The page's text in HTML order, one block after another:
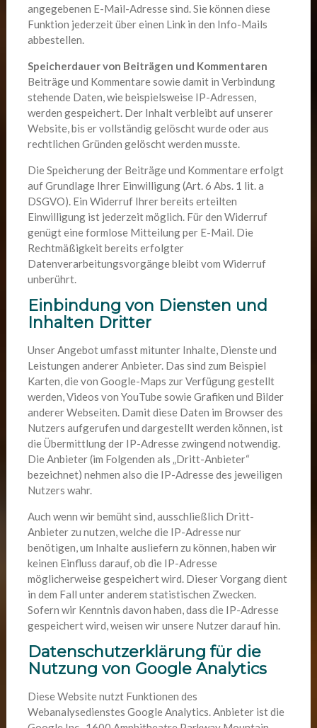
angegebenen E-Mail-Adresse sind. Sie können diese
Funktion jederzeit über einen Link in den Info-Mails
abbestellen.
Speicherdauer von Beiträgen und Kommentaren
Beiträge und Kommentare sowie damit in Verbindung
stehende Daten, wie beispielsweise IP-Adressen,
werden gespeichert. Der Inhalt verbleibt auf unserer
Website, bis er vollständig gelöscht wurde oder aus
rechtlichen Gründen gelöscht werden musste.
Die Speicherung der Beiträge und Kommentare erfolgt
auf Grundlage Ihrer Einwilligung (Art. 6 Abs. 1 lit. a
DSGVO). Ein Widerruf Ihrer bereits erteilten
Einwilligung ist jederzeit möglich. Für den Widerruf
genügt eine formlose Mitteilung per E-Mail. Die
Rechtmäßigkeit bereits erfolgter
Datenverarbeitungsvorgänge bleibt vom Widerruf
unberührt.
Einbindung von Diensten und
Inhalten Dritter
Unser Angebot umfasst mitunter Inhalte, Dienste und
Leistungen anderer Anbieter. Das sind zum Beispiel
Karten, die von Google-Maps zur Verfügung gestellt
werden, Videos von YouTube sowie Grafiken und Bilder
anderer Webseiten. Damit diese Daten im Browser des
Nutzers aufgerufen und dargestellt werden können, ist
die Übermittlung der IP-Adresse zwingend notwendig.
Die Anbieter (im Folgenden als „Dritt-Anbieter“
bezeichnet) nehmen also die IP-Adresse des jeweiligen
Nutzers wahr.
Auch wenn wir bemüht sind, ausschließlich Dritt-
Anbieter zu nutzen, welche die IP-Adresse nur
benötigen, um Inhalte ausliefern zu können, haben wir
keinen Einfluss darauf, ob die IP-Adresse
möglicherweise gespeichert wird. Dieser Vorgang dient
in dem Fall unter anderem statistischen Zwecken.
Sofern wir Kenntnis davon haben, dass die IP-Adresse
gespeichert wird, weisen wir unsere Nutzer darauf hin.
Datenschutzerklärung für die
Nutzung von Google Analytics
Diese Website nutzt Funktionen des
Webanalysedienstes Google Analytics. Anbieter ist die